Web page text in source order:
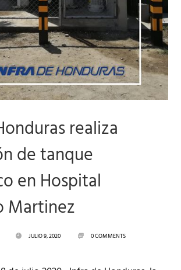
realiza
de tanque
en Hospital
Martinez
JULIO 9, 2020
0 COMMENTS